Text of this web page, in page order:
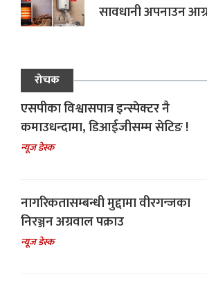
सावधानी अपनाउन
रोचक
एसपीका विश्वासपात्र इन्स्पेक्टर नै
कमाउधन्दामा, डिआईजीसम्म सेटिङ !
न्यूज डेस्क
नागरिकतासम्बन्धी मुद्दामा वीरगन्जका
निरञ्जन अग्रवाल पक्राउ
न्यूज डेस्क